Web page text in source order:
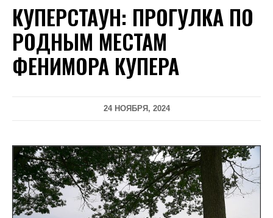
КУПЕРСТАУН: ПРОГУЛКА ПО
РОДНЫМ МЕСТАМ
ФЕНИМОРА КУПЕРА
24 НОЯБРЯ, 2024